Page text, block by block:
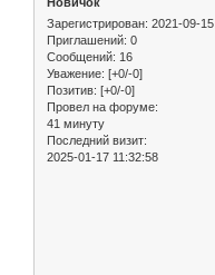
Зарегистрирован: 2021-09-15
Приглашений: 0
Сообщений: 16
Уважение: [+0/-0]
Позитив: [+0/-0]
Провел на форуме:
41 минуту
Последний визит:
2025-01-17 11:32:58